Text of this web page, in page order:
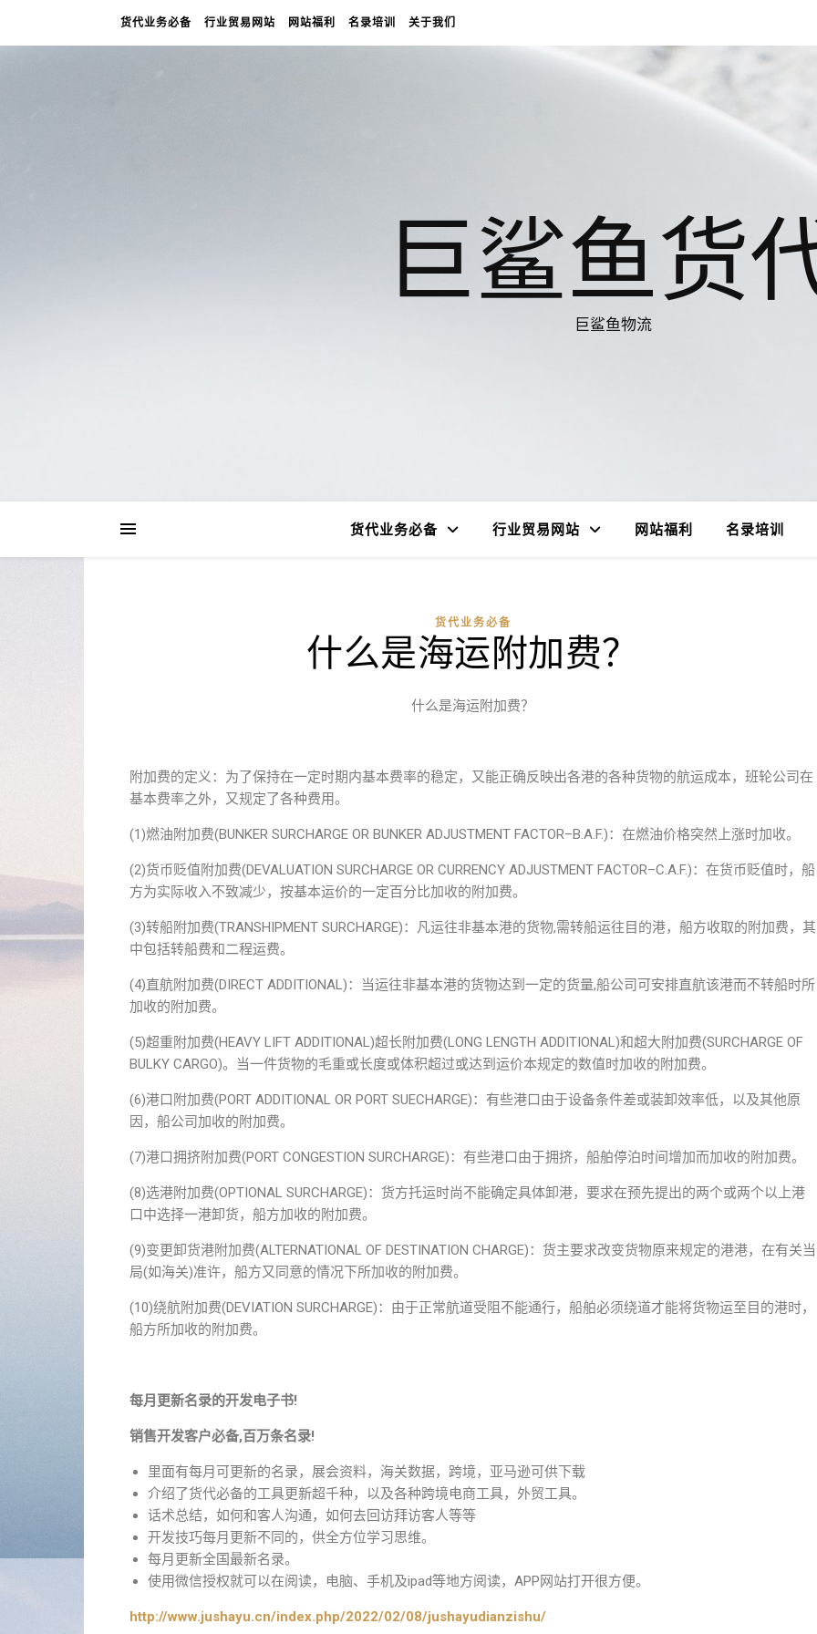
货代业务必备 行业贸易网站 网站福利 名录培训 关于我们
巨鲨鱼货
巨鲨鱼物流
货代业务必备 行业贸易网站 网站福利 名录培训
货代业务必备
什么是海运附加费？
什么是海运附加费？
附加费的定义：为了保持在一定时期内基本费率的稳定，又能正确反映出各港的各种货物的航运成本，班轮公司在
基本费率之外，又规定了各种费用。
(1)燃油附加费(BUNKER SURCHARGE OR BUNKER ADJUSTMENT FACTOR–B.A.F.)：在燃油价格突然上涨时加收。
(2)货币贬值附加费(DEVALUATION SURCHARGE OR CURRENCY ADJUSTMENT FACTOR–C.A.F.)：在货币贬值时，船
方为实际收入不致减少，按基本运价的一定百分比加收的附加费。
(3)转船附加费(TRANSHIPMENT SURCHARGE)：凡运往非基本港的货物,需转船运往目的港，船方收取的附加费，其
中包括转船费和二程运费。
(4)直航附加费(DIRECT ADDITIONAL)：当运往非基本港的货物达到一定的货量,船公司可安排直航该港而不转船时所
加收的附加费。
(5)超重附加费(HEAVY LIFT ADDITIONAL)超长附加费(LONG LENGTH ADDITIONAL)和超大附加费(SURCHARGE OF
BULKY CARGO)。当一件货物的毛重或长度或体积超过或达到运价本规定的数值时加收的附加费。
(6)港口附加费(PORT ADDITIONAL OR PORT SUECHARGE)：有些港口由于设备条件差或装卸效率低，以及其他原
因，船公司加收的附加费。
(7)港口拥挤附加费(PORT CONGESTION SURCHARGE)：有些港口由于拥挤，船舶停泊时间增加而加收的附加费。
(8)选港附加费(OPTIONAL SURCHARGE)：货方托运时尚不能确定具体卸港，要求在预先提出的两个或两个以上港
口中选择一港卸货，船方加收的附加费。
(9)变更卸货港附加费(ALTERNATIONAL OF DESTINATION CHARGE)：货主要求改变货物原来规定的港港，在有关当
局(如海关)准许，船方又同意的情况下所加收的附加费。
(10)绕航附加费(DEVIATION SURCHARGE)：由于正常航道受阻不能通行，船舶必须绕道才能将货物运至目的港时，
船方所加收的附加费。
每月更新名录的开发电子书!
销售开发客户必备,百万条名录!
里面有每月可更新的名录，展会资料，海关数据，跨境，亚马逊可供下载
介绍了货代必备的工具更新超千种，以及各种跨境电商工具，外贸工具。
话术总结，如何和客人沟通，如何去回访拜访客人等等
开发技巧每月更新不同的，供全方位学习思维。
每月更新全国最新名录。
使用微信授权就可以在阅读，电脑、手机及ipad等地方阅读，APP网站打开很方便。
http://www.jushayu.cn/index.php/2022/02/08/jushayudianzishu/